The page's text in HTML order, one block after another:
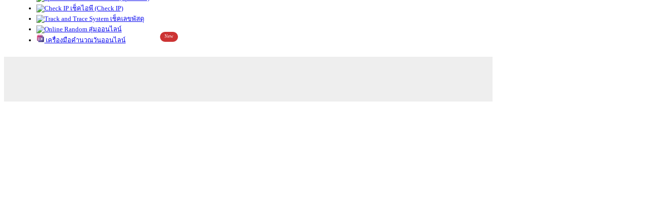
เช็คไอพี (Check IP)
เช็คเลขพัสดุ
สุ่มออนไลน์
เครื่องมือคำนวณวันออนไลน์
New